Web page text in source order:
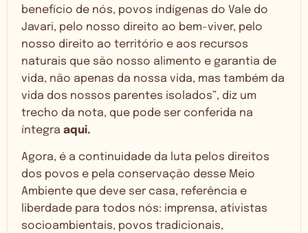
benefício de nós, povos indígenas do Vale do
Javari, pelo nosso direito ao bem-viver, pelo
nosso direito ao território e aos recursos
naturais que são nosso alimento e garantia de
vida, não apenas da nossa vida, mas também da
vida dos nossos parentes isolados”, diz um
trecho da nota, que pode ser conferida na
íntegra aqui.
Agora, é a continuidade da luta pelos direitos
dos povos e pela conservação desse Meio
Ambiente que deve ser casa, referência e
liberdade para todos nós: imprensa, ativistas
socioambientais, povos tradicionais,